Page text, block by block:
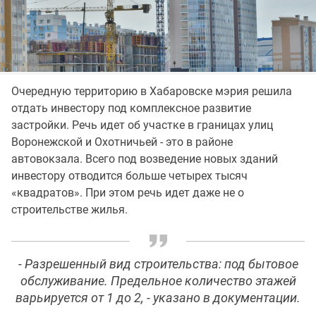
Очередную территорию в Хабаровске мэрия решила
отдать инвестору под комплексное развитие
застройки. Речь идет об участке в границах улиц
Воронежской и Охотничьей - это в районе
автовокзала. Всего под возведение новых зданий
инвестору отводится больше четырех тысяч
«квадратов». При этом речь идет даже не о
строительстве жилья.
- Разрешенный вид строительства: под бытовое
обслуживание. Предельное количество этажей
варьируется от 1 до 2, - указано в документации.